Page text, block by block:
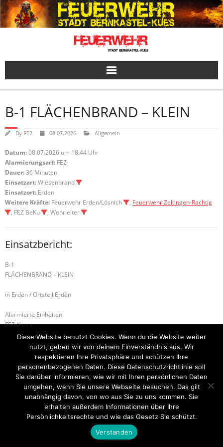
Skip
to
content
B-1 FLÄCHENBRAND – KLEIN
By FE2 08.07.2026 Allgemein
Datum:08.07.2026 um 18:44 Uhr
Alarmierungsart: FEZ
Dauer:36 Minuten
Einsatzart:Wiesenbrand
Einsatzort: Erden
Weitere Kräfte: Feuerwehr Erden/Lösnich , Feuerwehr Zeltingen-Rachtig
, FEZ BeKu
, Wehrleiter
Einsatzbericht:
B-1
FLÄCHENBRAND – KLEIN
in Erden / Ortsteil Erden
Alarmierte Einheiten:
FEZ-Kues
BeKu WL
B-1 RAUCHENTWICKLUNG IM FREIEN
B-1 FLÄCHENBRAND – KLEIN
Startseite Einsätze Mitglied werden Über uns
Kontakt
Think Up Themes Ltd. Powered by
Diese Website benutzt Cookies. Wenn du die Website weiter
nutzt, gehen wir von deinem Einverständnis aus. Wir
respektieren Ihre Privatsphäre und schützen Ihre
personenbezogenen Daten. Diese Datenschutzrichtlinie soll
Sie darüber informieren, wie wir mit Ihren persönlichen Daten
umgehen, wenn Sie unsere Webseite besuchen. Das gilt
unabhängig davon, von wo aus Sie zu uns kommen. Sie
erhalten außerdem Informationen über Ihre
Persönlichkeitsrechte und wie das Gesetz Sie schützt.
Verstanden